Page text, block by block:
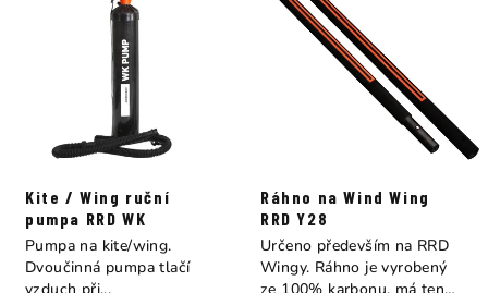
Kite / Wing ruční
pumpa RRD WK
Pumpa na kite/wing.
Dvoučinná pumpa tlačí
Ráhno na Wind Wing
RRD Y28
Určeno především na RRD
Wingy. Ráhno je vyrobený